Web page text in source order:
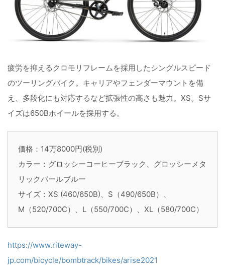
疲労を抑えるクロモリフレームを採用したシングルスピード
のツーリングバイク。キャリアやフェンダーマウントを備
え、多段化にも対応するなど拡張性の高さも魅力。XS。Sサ
イズは650Bホイールを採用する。
価格：14万8000円(税別)
カラー：グロッシーコーヒーブラック、グロッシーメタ
リックパールブルー
サイズ：XS (460/650B)、S（490/650B）、
M（520/700C）、L（550/700C）、XL（580/700C）
https://www.riteway-
jp.com/bicycle/bombtrack/bikes/arise2021